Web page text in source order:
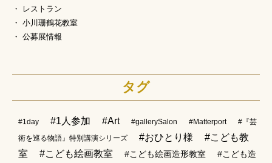
レストラン
小川珊鶴花教室
公募展情報
タグ
#1day #1人参加 #Art #gallerySalon #Matterport
#『芸
術を巡る物語』特別講演シリーズ
#おひとり様
#こども教
室
#こども絵画教室 #こども絵画造形教室
#こども造